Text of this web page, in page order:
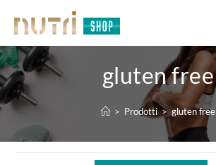
gluten free
> Prodotti > gluten free